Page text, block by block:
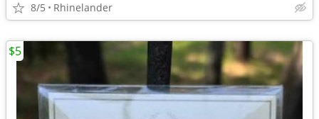
8/5 Rhinelander
$5